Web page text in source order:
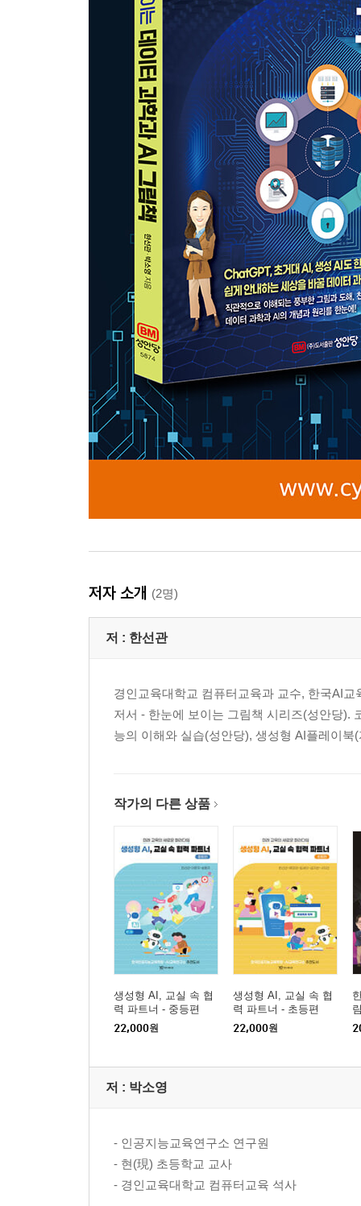
저자 소개 (2명)
저 : 한선관
경인교육대학교 컴퓨터교육과 교수, 한국AI
저서 - 한눈에 보이는 그림책 시리즈(성안당).
능의 이해와 실습(성안당), 생성형 AI플레이북
작가의 다른 상품
생성형 AI, 교실 속 협
력 파트너 - 중등편
22,000원
생성형 AI, 교실 속 협
력 파트너 - 초등편
22,000원
저 : 박소영
- 인공지능교육연구소 연구원
- 현(現) 초등학교 교사
- 경인교육대학교 컴퓨터교육 석사